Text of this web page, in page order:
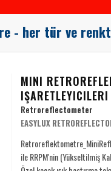
- her tür ve
MINI
Retroreflectometer
EASYLUX
ile RRPM'nin (Yükseltilmiş